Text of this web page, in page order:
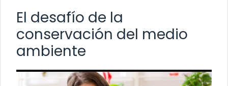
El desafío de la
conservación del medio
ambiente